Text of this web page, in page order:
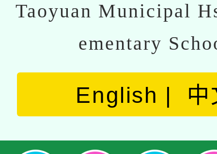
Taoyuan Municipal
ementary
English 中